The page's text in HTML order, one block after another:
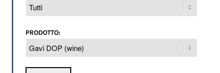
PRODOTTO: